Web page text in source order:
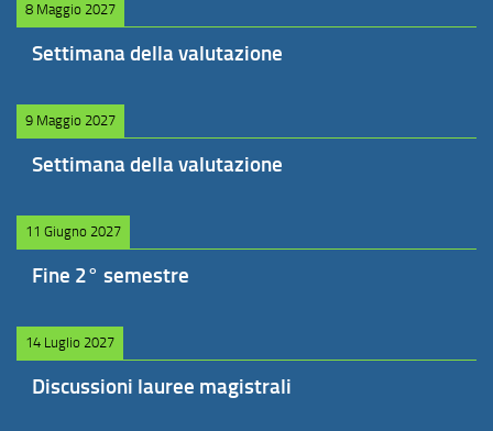
8 Maggio 2027
Settimana della valutazione
9 Maggio 2027
Settimana della valutazione
11 Giugno 2027
Fine 2° semestre
14 Luglio 2027
Discussioni lauree magistrali